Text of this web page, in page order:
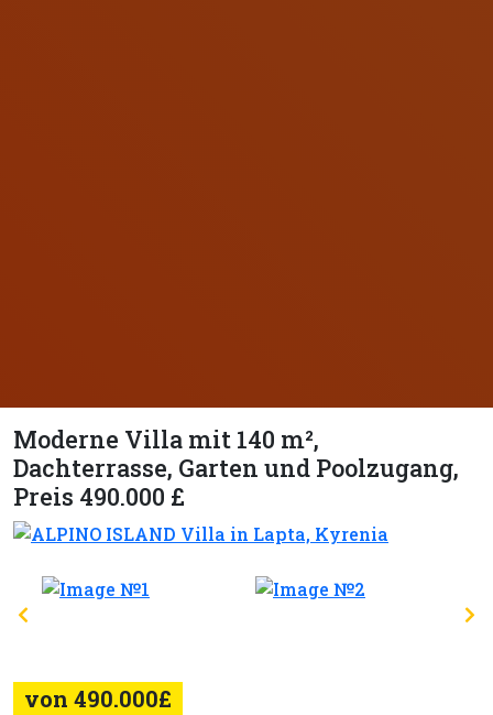
Moderne Villa mit 140 m²,
Dachterrasse, Garten und Poolzugang,
Preis 490.000 £
von 490.000£